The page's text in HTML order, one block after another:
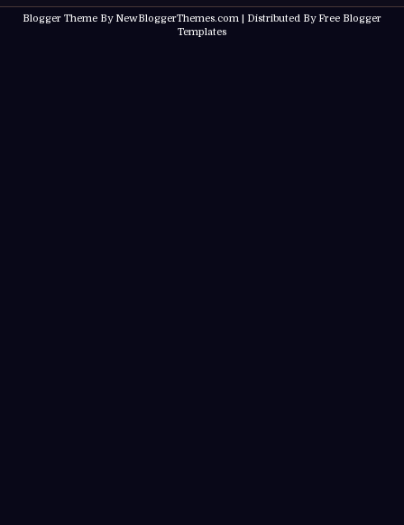
Blogger Theme By NewBloggerThemes.com | Distributed ByFree Blogger
Templates